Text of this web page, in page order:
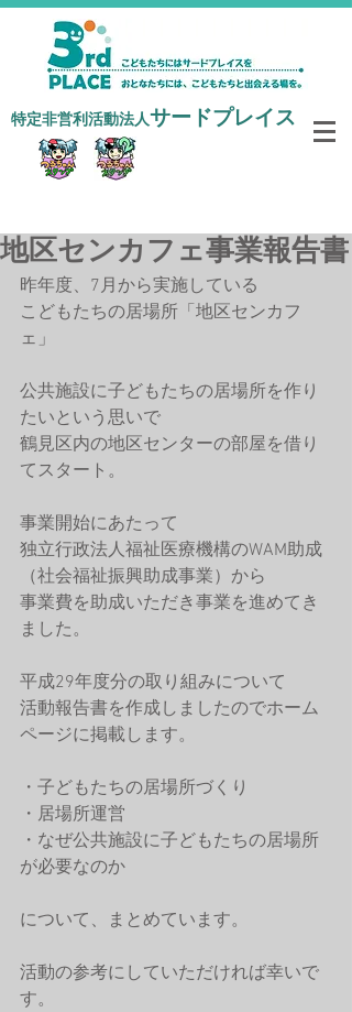
​特定非営利活動法人サードプレイス
地区センカフェ事業報告書
昨年度、7月から実施している
こどもたちの居場所「地区センカフ
ェ」
公共施設に子どもたちの居場所を作り
たいという思いで
鶴見区内の地区センターの部屋を借り
てスタート。
事業開始にあたって
独立行政法人福祉医療機構のWAM助成
（社会福祉振興助成事業）から
事業費を助成いただき事業を進めてき
ました。
平成29年度分の取り組みについて
活動報告書を作成しましたのでホーム
ページに掲載します。
・子どもたちの居場所づくり
・居場所運営
・なぜ公共施設に子どもたちの居場所
が必要なのか
について、まとめています。
活動の参考にしていただければ幸いで
す。